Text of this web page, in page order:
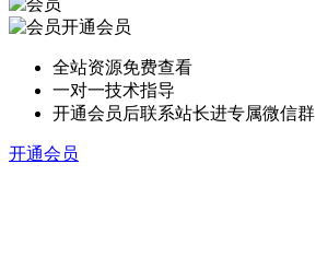
开通会员
全站资源免费查看
一对一技术指导
开通会员后联系站长进专属微信群
开通会员